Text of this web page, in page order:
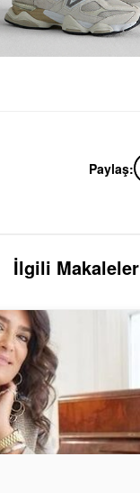
Paylaş:
İlgili Makaleler